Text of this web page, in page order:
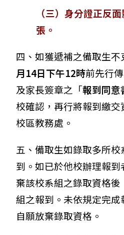
（三）身分證正反
張。
四、如獲遞補之備取生
月14日下午12時前先行
及家長簽章之「報到同意
校確認，再行將報到繳
校區教務處。
五、備取生如錄取多所
到。如已於他校辦理報
棄該校系組之錄取資格
組之報到。未依規定完
自願放棄錄取資格。